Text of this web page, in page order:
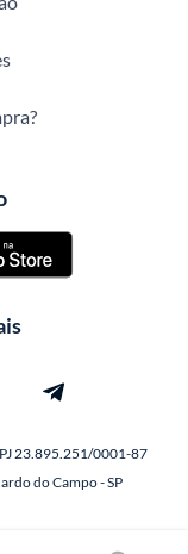
23.895.251/0001-87
do Campo - SP